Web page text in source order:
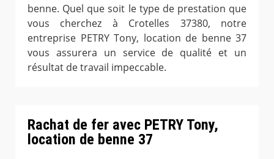
benne. Quel que soit le type de prestation que
vous cherchez à Crotelles 37380, notre
entreprise PETRY Tony, location de benne 37
vous assurera un service de qualité et un
résultat de travail impeccable.
Rachat de fer avec PETRY Tony,
location de benne 37